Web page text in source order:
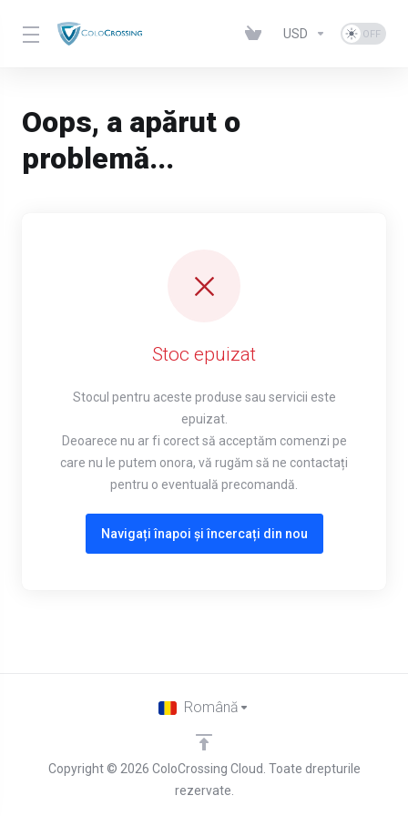
USD
Oops, a apărut o
problemă...
Stoc epuizat
Stocul pentru aceste produse sau servicii este
epuizat.
Deoarece nu ar fi corect să acceptăm comenzi pe
care nu le putem onora, vă rugăm să ne contactați
pentru o eventuală precomandă.
Navigați înapoi și încercați din nou
Copyright © 2026 ColoCrossing Cloud. Toate drepturile
rezervate.
Română